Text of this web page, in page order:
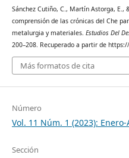
Sánchez Cutiño, C., Martín Astorga, E.,
comprensión de las crónicas del Che
metalurgia y materiales. Estudios Del
200–208. Recuperado a partir de
Más formatos de cita
Número
Vol. 11 Núm. 1 (2023):
Sección